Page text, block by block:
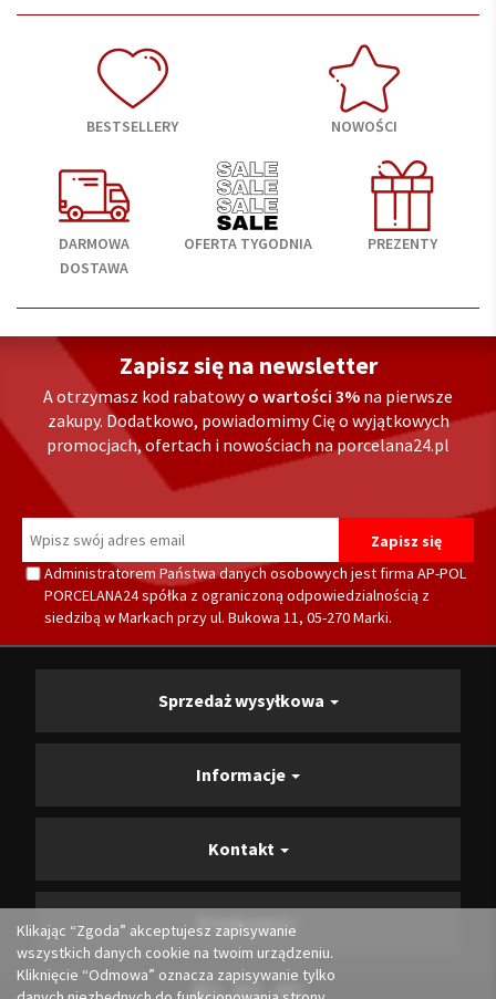
BESTSELLERY NOWOŚCI
DARMOWA
DOSTAWA
OFERTA TYGODNIA PREZENTY
Zapisz się na newsletter
A otrzymasz kod rabatowyo wartości 3% na pierwsze
zakupy. Dodatkowo, powiadomimy Cię o wyjątkowych
promocjach, ofertach i nowościach na porcelana24.pl
Administratorem Państwa danych osobowych jest firma AP-POL
PORCELANA24 spółka z ograniczoną odpowiedzialnością z
siedzibą w Markach przy ul. Bukowa 11, 05-270 Marki.
Sprzedaż wysyłkowa
Informacje
Kontakt
Producenci
Klikając “Zgoda” akceptujesz zapisywanie
wszystkich danych cookie na twoim urządzeniu.
Kliknięcie “Odmowa” oznacza zapisywanie tylko